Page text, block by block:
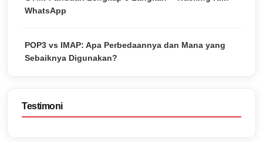
WhatsApp
POP3 vs IMAP: Apa Perbedaannya dan Mana yang
Sebaiknya Digunakan?
Testimoni